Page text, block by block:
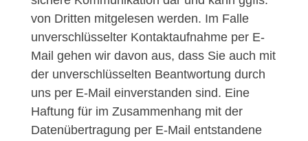
von Dritten mitgelesen werden. Im Falle
unverschlüsselter Kontaktaufnahme per E-
Mail gehen wir davon aus, dass Sie auch mit
der unverschlüsselten Beantwortung durch
uns per E-Mail einverstanden sind. Eine
Haftung für im Zusammenhang mit der
Datenübertragung per E-Mail entstandene